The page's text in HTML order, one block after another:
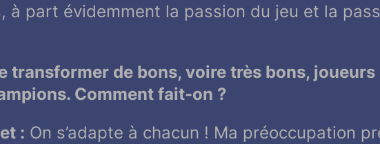
à part évidemment la passion du jeu et la
transformer de bons, voire très bons, joueurs
Comment fait-on ?
: On s’adapte à chacun ! Ma préoccupation